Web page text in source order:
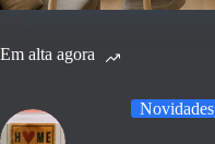
Em alta agora
Novidades